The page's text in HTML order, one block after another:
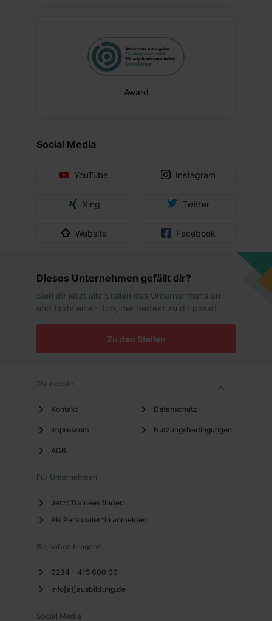
Award
Social Media
YouTube Instagram
Xing Twitter
Website Facebook
Dieses Unternehmen gefällt dir?
Sieh dir jetzt alle Stellen des Unternehmens an
und finde einen Job, der perfekt zu dir passt!
Zu den Stellen
Trainee.de
Kontakt
Impressum
AGB
Datenschutz
Nutzungsbedingungen
Für Unternehmen
Jetzt Trainees finden
Als Personaler*in anmelden
Sie haben Fragen?
0234 - 415 600 00
info[at]ausbildung.de
Social Media